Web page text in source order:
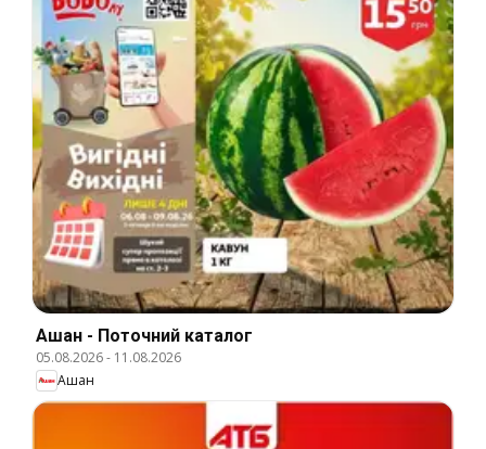
Ашан - Поточний каталог
05.08.2026- 11.08.2026
Ашан